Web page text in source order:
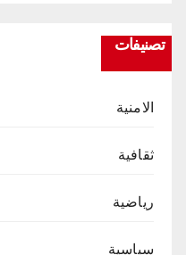
تصنيفات
الامنية
ثقافية
رياضية
سياسية